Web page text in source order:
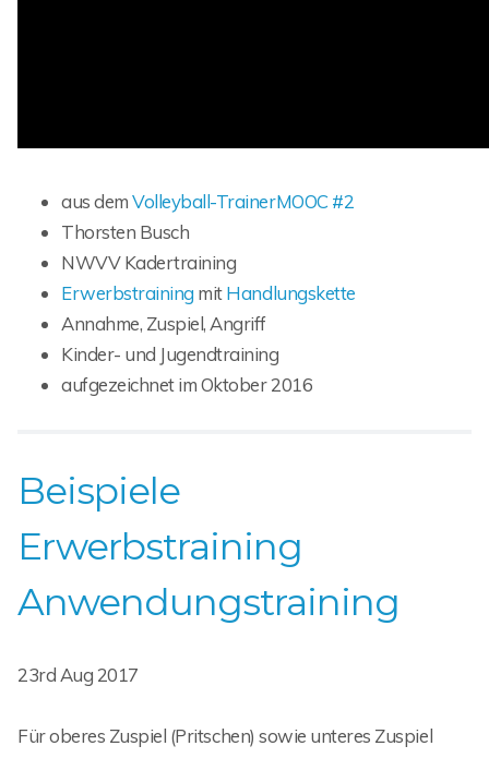
aus demVolleyball-TrainerMOOC #2
Thorsten Busch
NWVV Kadertraining
Erwerbstraining mitHandlungskette
Annahme, Zuspiel, Angriff
Kinder- und Jugendtraining
aufgezeichnet im Oktober 2016
Beispiele
Erwerbstraining
Anwendungstraining
23rd Aug 2017
Für oberes Zuspiel (Pritschen) sowie unteres Zuspiel